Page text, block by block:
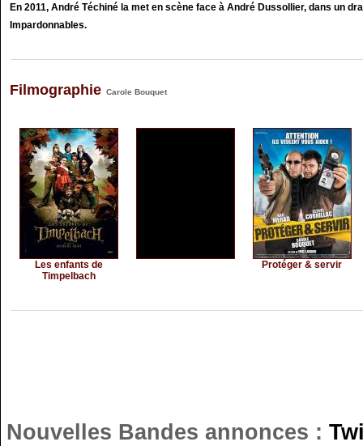
En 2011, André Téchiné la met en scène face à André Dussollier, dans un
Impardonnables.
Filmographie Carole Bouquet
Les enfants de
Timpelbach
Protéger & servir
Nouvelles Bandes annonces :